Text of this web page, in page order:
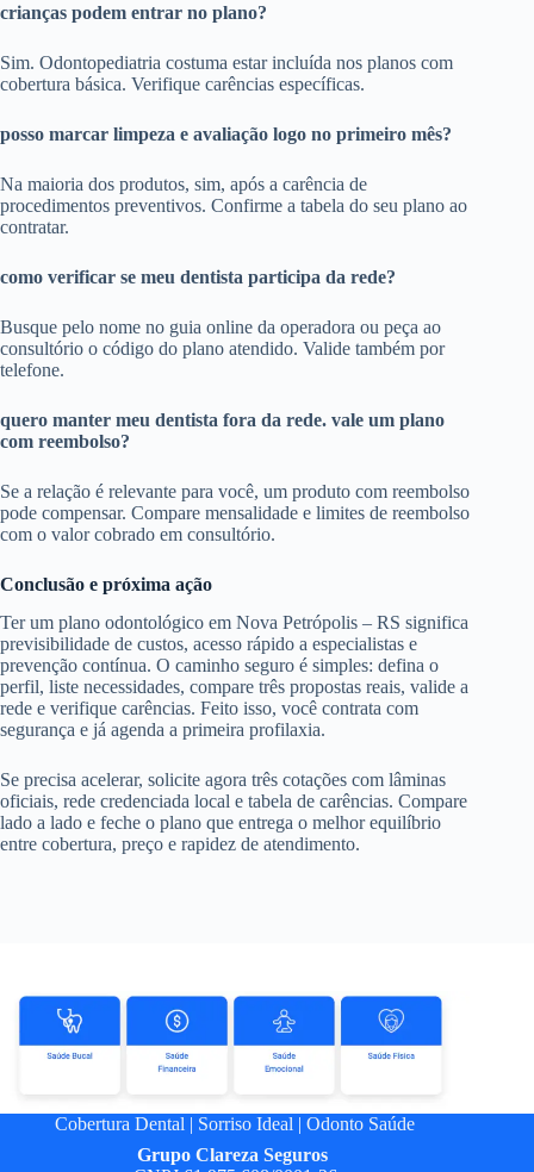
crianças podem entrar no plano?
Sim. Odontopediatria costuma estar incluída nos planos com
cobertura básica. Verifique carências específicas.
posso marcar limpeza e avaliação logo no primeiro mês?
Na maioria dos produtos, sim, após a carência de
procedimentos preventivos. Confirme a tabela do seu plano ao
contratar.
como verificar se meu dentista participa da rede?
Busque pelo nome no guia online da operadora ou peça ao
consultório o código do plano atendido. Valide também por
telefone.
quero manter meu dentista fora da rede. vale um plano
com reembolso?
Se a relação é relevante para você, um produto com reembolso
pode compensar. Compare mensalidade e limites de reembolso
com o valor cobrado em consultório.
Conclusão e próxima ação
Ter um plano odontológico em Nova Petrópolis – RS significa
previsibilidade de custos, acesso rápido a especialistas e
prevenção contínua. O caminho seguro é simples: defina o
perfil, liste necessidades, compare três propostas reais, valide a
rede e verifique carências. Feito isso, você contrata com
segurança e já agenda a primeira profilaxia.
Se precisa acelerar, solicite agora três cotações com lâminas
oficiais, rede credenciada local e tabela de carências. Compare
lado a lado e feche o plano que entrega o melhor equilíbrio
entre cobertura, preço e rapidez de atendimento.
Cobertura Dental | Sorriso Ideal |Odonto Saúde
GrupoClareza Seguros